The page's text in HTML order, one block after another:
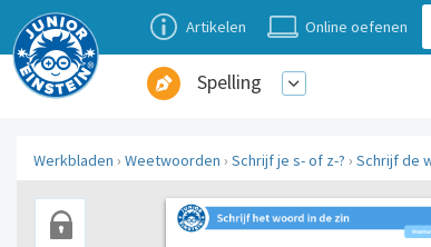
Artikelen Online oefenen
Spelling
Werkbladen › Weetwoorden › Schrijf je s- of z-? › Schrijf de